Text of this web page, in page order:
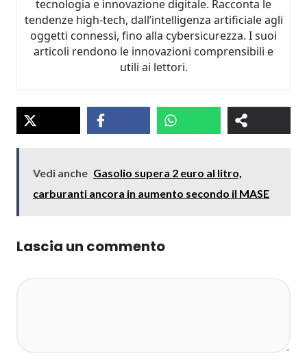
tecnologia e innovazione digitale. Racconta le
tendenze high-tech, dall’intelligenza artificiale agli
oggetti connessi, fino alla cybersicurezza. I suoi
articoli rendono le innovazioni comprensibili e
utili ai lettori.
Vedi anche Gasolio supera 2 euro al litro,
carburanti ancora in aumento secondo il MASE
Lascia un commento